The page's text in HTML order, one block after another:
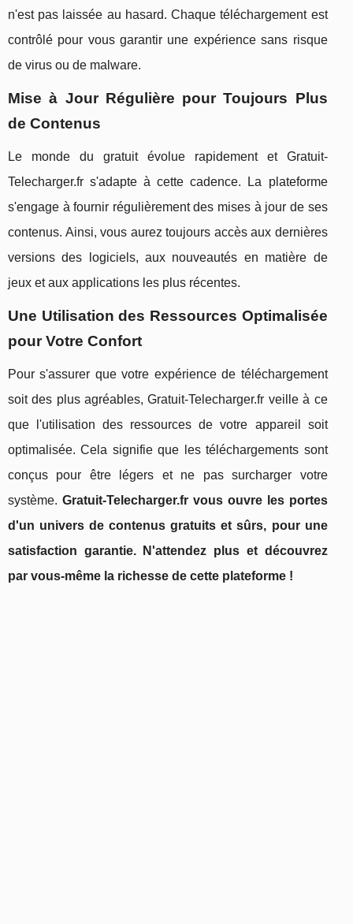
n'est pas laissée au hasard. Chaque téléchargement est
contrôlé pour vous garantir une expérience sans risque
de virus ou de malware.
Mise à Jour Régulière pour Toujours Plus
de Contenus
Le monde du gratuit évolue rapidement et Gratuit-
Telecharger.fr s'adapte à cette cadence. La plateforme
s'engage à fournir régulièrement des mises à jour de ses
contenus. Ainsi, vous aurez toujours accès aux dernières
versions des logiciels, aux nouveautés en matière de
jeux et aux applications les plus récentes.
Une Utilisation des Ressources Optimalisée
pour Votre Confort
Pour s'assurer que votre expérience de téléchargement
soit des plus agréables, Gratuit-Telecharger.fr veille à ce
que l'utilisation des ressources de votre appareil soit
optimalisée. Cela signifie que les téléchargements sont
conçus pour être légers et ne pas surcharger votre
système. Gratuit-Telecharger.fr vous ouvre les portes
d'un univers de contenus gratuits et sûrs, pour une
satisfaction garantie. N'attendez plus et découvrez
par vous-même la richesse de cette plateforme !